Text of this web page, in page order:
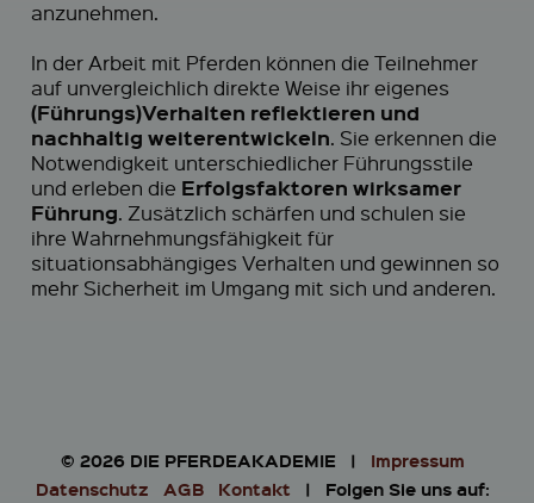
anzunehmen.
In der Arbeit mit Pferden können die Teilnehmer
auf unvergleichlich direkte Weise ihr eigenes
(Führungs)Verhalten reflektieren und
nachhaltig weiterentwickeln. Sie erkennen die
Notwendigkeit unterschiedlicher Führungsstile
und erleben die Erfolgsfaktoren wirksamer
Führung. Zusätzlich schärfen und schulen sie
ihre Wahrnehmungsfähigkeit für
situationsabhängiges Verhalten und gewinnen so
mehr Sicherheit im Umgang mit sich und anderen.
© 2026 DIE PFERDEAKADEMIE | Impressum
Datenschutz
AGB Kontakt | Folgen Sie uns auf: